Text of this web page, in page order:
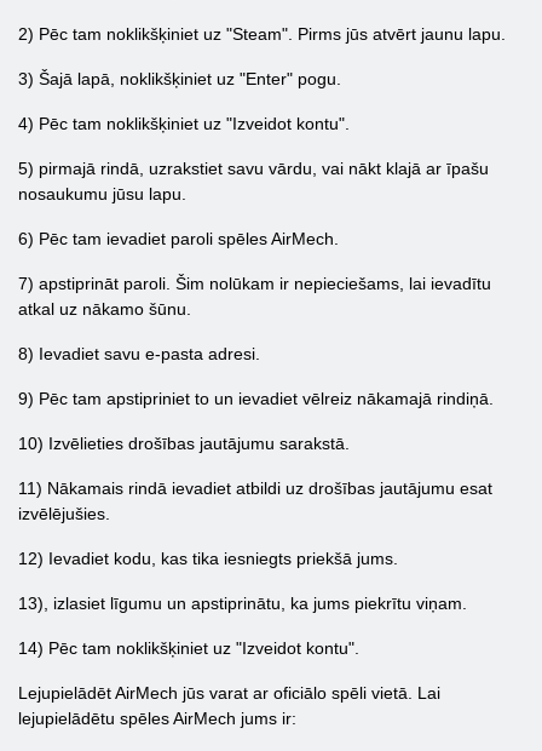
2) Pēc tam noklikšķiniet uz "Steam". Pirms jūs atvērt jaunu lapu.
3) Šajā lapā, noklikšķiniet uz "Enter" pogu.
4) Pēc tam noklikšķiniet uz "Izveidot kontu".
5) pirmajā rindā, uzrakstiet savu vārdu, vai nākt klajā ar īpašu
nosaukumu jūsu lapu.
6) Pēc tam ievadiet paroli spēles AirMech.
7) apstiprināt paroli. Šim nolūkam ir nepieciešams, lai ievadītu
atkal uz nākamo šūnu.
8) Ievadiet savu e-pasta adresi.
9) Pēc tam apstipriniet to un ievadiet vēlreiz nākamajā rindiņā.
10) Izvēlieties drošības jautājumu sarakstā.
11) Nākamais rindā ievadiet atbildi uz drošības jautājumu esat
izvēlējušies.
12) Ievadiet kodu, kas tika iesniegts priekšā jums.
13), izlasiet līgumu un apstiprinātu, ka jums piekrītu viņam.
14) Pēc tam noklikšķiniet uz "Izveidot kontu".
Lejupielādēt AirMech jūs varat ar oficiālo spēli vietā. Lai
lejupielādētu spēles AirMech jums ir: